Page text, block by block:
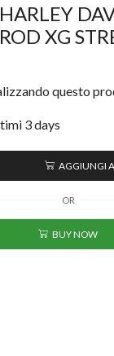
XG
questo
3 days
AGGIUNGI
OR
BUY NOW